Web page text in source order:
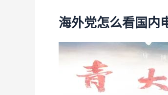
海外党怎么看国内